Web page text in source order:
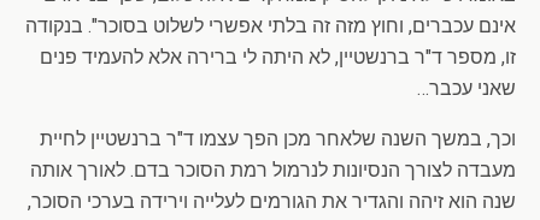
אינם עכברים, וחוץ מזה זה בלתי אפשרי לשלוט בסוכר". בנקודה
זו, מספר ד"ר ברנשטיין, לא היתה לי ברירה אלא להעמיד פנים
שאני עכבר…
וכך, במשך השנה שלאחר מכן הפך עצמו ד"ר ברנשטיין לחיית
מעבדה לצורך הנסיונות לנרמול רמת הסוכר בדם. לאורך אותה
שנה הוא זיהה והגדיר את הגורמים לעלייה וירידה בערכי הסוכר,